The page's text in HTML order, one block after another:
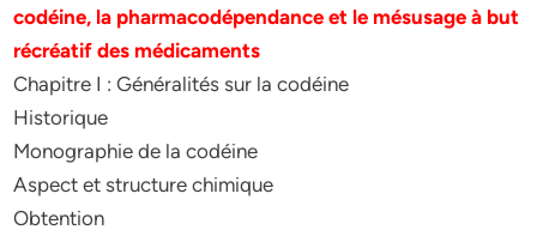
codéine, la pharmacodépendance et le mésusage à but
récréatif des médicaments
Chapitre I : Généralités sur la codéine
Historique
Monographie de la codéine
Aspect et structure chimique
Obtention